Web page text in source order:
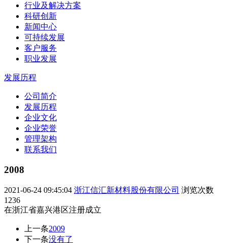
行业及解决方案
科研创新
新闻中心
可持续发展
客户服务
职业发展
发展历程
公司简介
发展历程
企业文化
企业荣誉
管理架构
联系我们
2008
2021-06-24 09:45:04 浙江信汇新材料股份有限公司 浏览次数
1236
在浙江省嘉兴港区注册成立
上一条2009
下一条没有了